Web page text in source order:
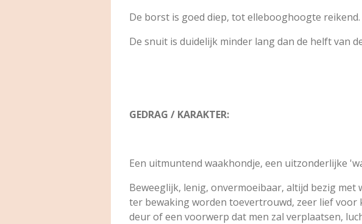
De borst is goed diep, tot ellebooghoogte reikend.
De snuit is duidelijk minder lang dan de helft van
GEDRAG / KARAKTER:
Een uitmuntend waakhondje, een uitzonderlijke
Beweeglijk, lenig, onvermoeibaar, altijd bezig
ter bewaking worden toevertrouwd, zeer lief
deur of een voorwerp dat men zal verplaatsen,